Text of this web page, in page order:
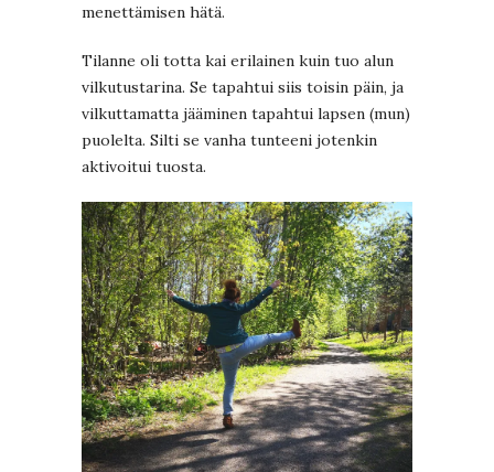
menettämisen hätä.
Tilanne oli totta kai erilainen kuin tuo alun
vilkutustarina. Se tapahtui siis toisin päin, ja
vilkuttamatta jääminen tapahtui lapsen (mun)
puolelta. Silti se vanha tunteeni jotenkin
aktivoitui tuosta.